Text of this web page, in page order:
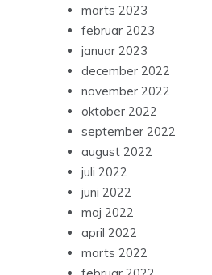
marts 2023
februar 2023
januar 2023
december 2022
november 2022
oktober 2022
september 2022
august 2022
juli 2022
juni 2022
maj 2022
april 2022
marts 2022